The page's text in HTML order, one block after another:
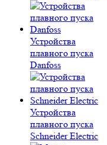
Устройства
плавного пуска
Danfoss
Устройства
плавного пуска
Schneider Electric